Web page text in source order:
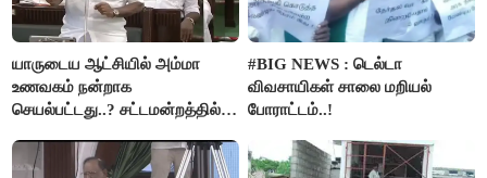
யாருடைய ஆட்சியில் அம்மா
உணவகம் நன்றாக
செயல்பட்டது..? சட்டமன்றத்தில்
#BIG NEWS : டெல்டா
விவசாயிகள் சாலை மறியல்
போராட்டம்..!